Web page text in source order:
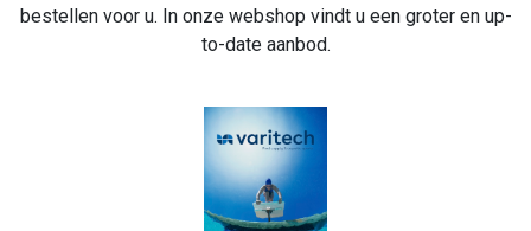
bestellen voor u. In onze webshop vindt u een groter en up-
to-date aanbod.